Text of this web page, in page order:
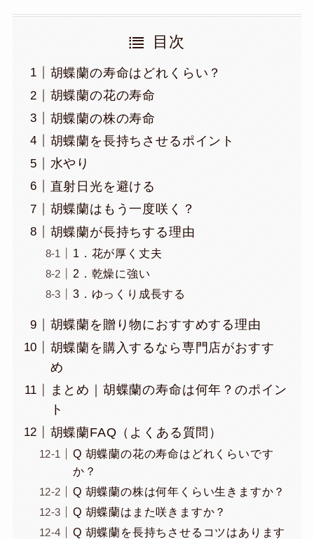
目次
胡蝶蘭の寿命はどれくらい？
胡蝶蘭の花の寿命
胡蝶蘭の株の寿命
胡蝶蘭を長持ちさせるポイント
水やり
直射日光を避ける
胡蝶蘭はもう一度咲く？
胡蝶蘭が長持ちする理由
1．花が厚く丈夫
2．乾燥に強い
3．ゆっくり成長する
胡蝶蘭を贈り物におすすめする理由
胡蝶蘭を購入するなら専門店がおすす
め
まとめ｜胡蝶蘭の寿命は何年？のポイン
ト
胡蝶蘭FAQ（よくある質問）
Q 胡蝶蘭の花の寿命はどれくらいです
か？
Q 胡蝶蘭の株は何年くらい生きますか？
Q 胡蝶蘭はまた咲きますか？
Q 胡蝶蘭を長持ちさせるコツはあります